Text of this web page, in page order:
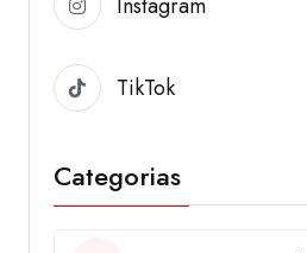
TikTok
Categorias